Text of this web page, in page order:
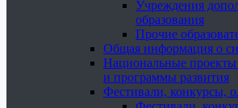
Учреждения
образования
Прочие
Общая информация о
Национальные проекты
и программы развития
Фестивали, конкурсы,